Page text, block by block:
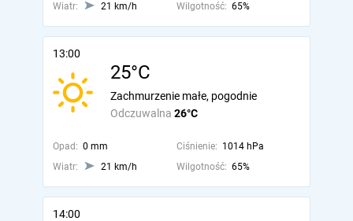
Wiatr:
21 km/h Wilgotność: 65%
13:00
25°C
Odczuwalna 26°C
Zachmurzenie małe, pogodnie
Opad: 0 mm Ciśnienie: 1014 hPa
Wiatr:
21 km/h Wilgotność: 65%
14:00